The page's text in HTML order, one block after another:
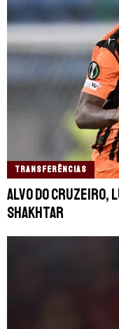
TRANSFERÊNCIAS
Alvo do Cruzeiro,
Shakhtar